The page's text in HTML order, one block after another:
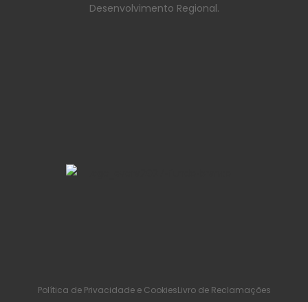
Desenvolvimento Regional.
Política de Privacidade e CookiesLivro de Reclamações